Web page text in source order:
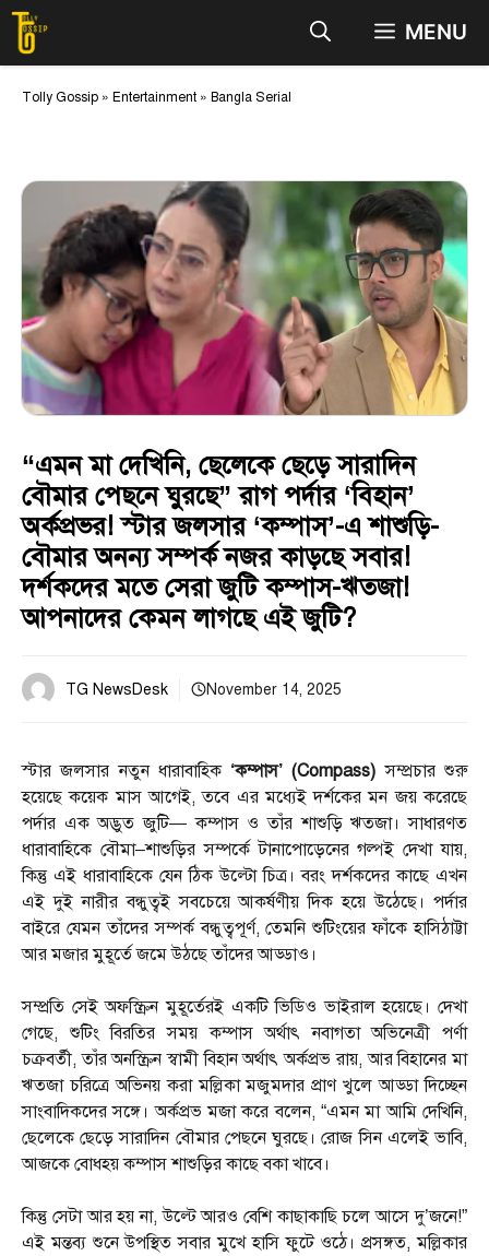
Skip
content
MENU
Tolly Gossip » Entertainment » Bangla Serial
“এমন মা দেখিনি, ছেলেকে ছেড়ে সারাদিন
বৌমার পেছনে ঘুরছে” রাগ পর্দার ‘বিহান’
অর্কপ্রভর! স্টার জলসার ‘কম্পাস’-এ শাশুড়ি-
বৌমার অনন্য সম্পর্ক নজর কাড়ছে সবার!
দর্শকদের মতে সেরা জুটি কম্পাস-ঋতজা!
আপনাদের কেমন লাগছে এই জুটি?
TG NewsDesk November 14, 2025
স্টার জলসার নতুন ধারাবাহিক‘কম্পাস’ (Compass) সম্প্রচার শুরু
হয়েছে কয়েক মাস আগেই, তবে এর মধ্যেই দর্শকের মন জয় করেছে
পর্দার এক অদ্ভুত জুটি— কম্পাস ও তাঁর শাশুড়ি ঋতজা। সাধারণত
ধারাবাহিকে বৌমা–শাশুড়ির সম্পর্কে টানাপোড়েনের গল্পই দেখা যায়,
কিন্তু এই ধারাবাহিকে যেন ঠিক উল্টো চিত্র। বরং দর্শকদের কাছে এখন
এই দুই নারীর বন্ধুত্বই সবচেয়ে আকর্ষণীয় দিক হয়ে উঠেছে। পর্দার
বাইরে যেমন তাঁদের সম্পর্ক বন্ধুত্বপূর্ণ, তেমনি শুটিংয়ের ফাঁকে হাসিঠাট্টা
আর মজার মুহূর্তে জমে উঠছে তাঁদের আড্ডাও।
সম্প্রতি সেই অফস্ক্রিন মুহূর্তেরই একটি ভিডিও ভাইরাল হয়েছে। দেখা
গেছে, শুটিং বিরতির সময় কম্পাস অর্থাৎ নবাগতা অভিনেত্রী পর্ণা
চক্রবর্তী, তাঁর অনস্ক্রিন স্বামী বিহান অর্থাৎ অর্কপ্রভ রায়, আর বিহানের মা
ঋতজা চরিত্রে অভিনয় করা মল্লিকা মজুমদার প্রাণ খুলে আড্ডা দিচ্ছেন
সাংবাদিকদের সঙ্গে। অর্কপ্রভ মজা করে বলেন, “এমন মা আমি দেখিনি,
ছেলেকে ছেড়ে সারাদিন বৌমার পেছনে ঘুরছে। রোজ সিন এলেই ভাবি,
আজকে বোধহয় কম্পাস শাশুড়ির কাছে বকা খাবে।
কিন্তু সেটা আর হয় না, উল্টে আরও বেশি কাছাকাছি চলে আসে দু’জনে!”
এই মন্তব্য শুনে উপস্থিত সবার মুখে হাসি ফুটে ওঠে। প্রসঙ্গত, মল্লিকার